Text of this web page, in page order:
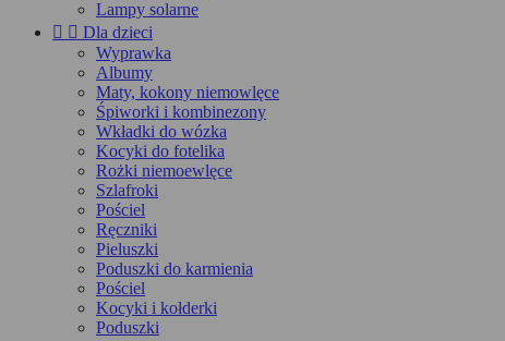
Lampy solarne
  Dla dzieci
Wyprawka
Albumy
Maty, kokony niemowlęce
Śpiworki i kombinezony
Wkładki do wózka
Kocyki do fotelika
Rożki niemoewlęce
Szlafroki
Pościel
Ręczniki
Pieluszki
Poduszki do karmienia
Pościel
Kocyki i kołderki
Poduszki